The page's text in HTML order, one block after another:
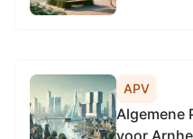
APV
Algemene
voor